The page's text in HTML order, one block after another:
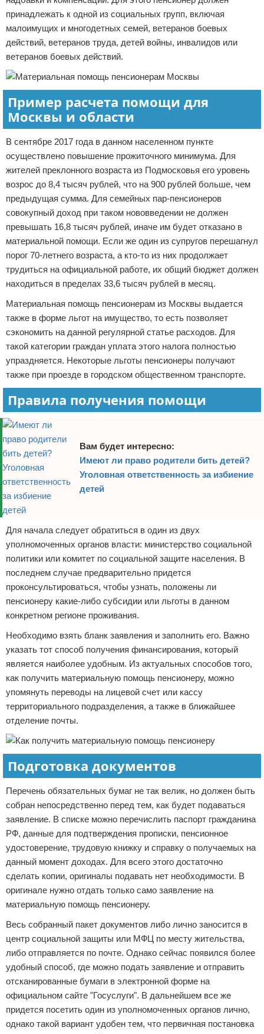
принадлежать к одной из социальных групп, включая
малоимущих и многодетных семей, ветеранов боевых
действий, ветеранов труда, детей войны, инвалидов или
ветеранов боевых действий.
Пример расчета помощи для
Москвы и области
В сентябре 2017 года в данном населенном пункте
осуществлено повышение прожиточного минимума. Для
жителей преклонного возраста из Подмосковья его уровень
возрос до 8,4 тысяч рублей, что на 900 рублей больше, чем
предыдущая сумма. Для семейных пар-пенсионеров
совокупный доход при таком нововведении не должен
превышать 16,8 тысяч рублей, иначе им будет отказано в
материальной помощи. Если же один из супругов перешагнул
порог 70-летнего возраста, а кто-то из них продолжает
трудиться на официальной работе, их общий бюджет должен
находиться в пределах 33,6 тысяч рублей в месяц.
Материальная помощь пенсионерам из Москвы выдается
также в форме льгот на имущество, то есть позволяет
сэкономить на данной регулярной статье расходов. Для
такой категории граждан уплата этого налога полностью
упраздняется. Некоторые льготы пенсионеры получают
также при проезде в городском общественном транспорте.
Правила получения помощи
Вам будет интересно:
Имеют ли право родители бить детей?
Уголовная ответственность за избиение
детей
Для начала следует обратиться в один из двух
уполномоченных органов власти: министерство социальной
политики или комитет по социальной защите населения. В
последнем случае предварительно придется
проконсультироваться, чтобы узнать, положены ли
пенсионеру какие-либо субсидии или льготы в данном
конкретном регионе проживания.
Необходимо взять бланк заявления и заполнить его. Важно
указать тот способ получения финансирования, который
является наиболее удобным. Из актуальных способов того,
как получить материальную помощь пенсионеру, можно
упомянуть переводы на лицевой счет или кассу
территориального подразделения, а также в ближайшее
отделение почты.
Подготовка документов
Перечень обязательных бумаг не так велик, но должен быть
собран непосредственно перед тем, как будет подаваться
заявление. В списке можно перечислить паспорт гражданина
РФ, данные для подтверждения прописки, пенсионное
удостоверение, трудовую книжку и справку о получаемых на
данный момент доходах. Для всего этого достаточно
сделать копии, оригиналы подавать нет необходимости. В
оригинале нужно отдать только само заявление на
материальную помощь пенсионеру.
Весь собранный пакет документов либо лично заносится в
центр социальной защиты или МФЦ по месту жительства,
либо отправляется по почте. Однако сейчас появился более
удобный способ, где можно подать заявление и отправить
отсканированные бумаги в электронной форме на
официальном сайте "Госуслуги". В дальнейшем все же
придется посетить один из уполномоченных органов лично,
однако такой вариант удобен тем, что первичная постановка